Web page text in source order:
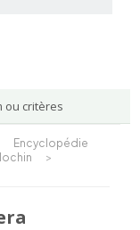
ou critères
Encyclopédie
>